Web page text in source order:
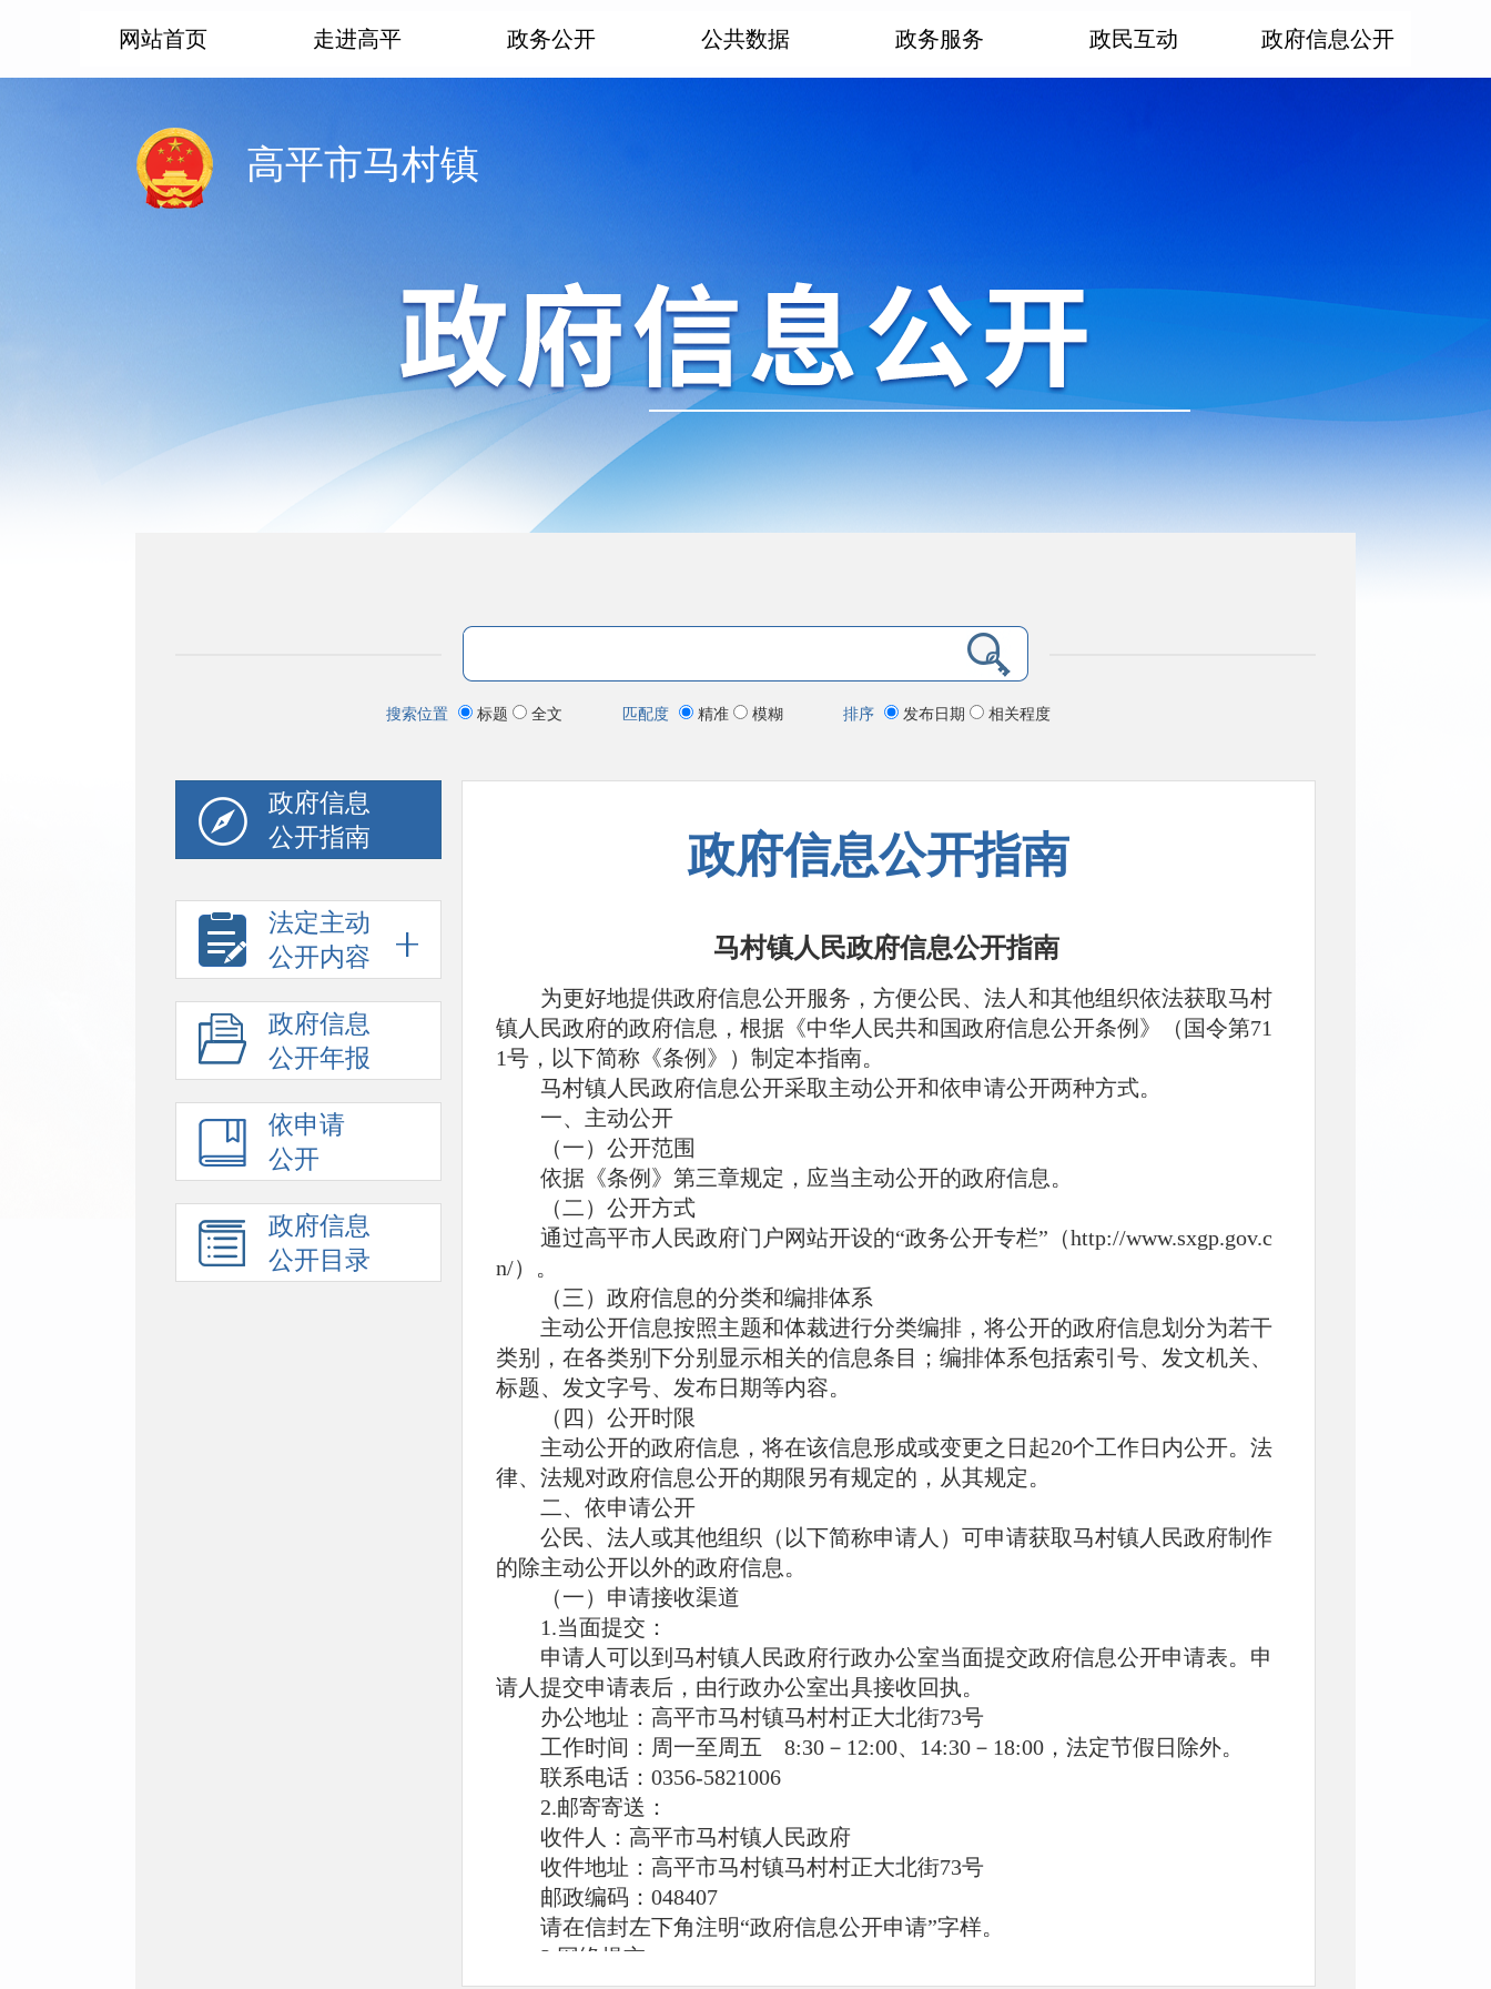
网站首页 走进高平 政务公开 公共数据 政务服务 政民互动 政府信息公开
高平市马村镇
搜索位置 标题 全文 匹配度 精准 模糊 排序 发布日期 相关程度
政府信息
公开指南
法定主动
公开内容
政府信息
公开年报
依申请
公开
政府信息
公开目录
政府信息公开指南
马村镇人民政府信息公开指南
为更好地提供政府信息公开服务，方便公民、法人和其他组织依法获取马村
镇人民政府的政府信息，根据《中华人民共和国政府信息公开条例》（国令第71
1号，以下简称《条例》）制定本指南。
马村镇人民政府信息公开采取主动公开和依申请公开两种方式。
一、主动公开
（一）公开范围
依据《条例》第三章规定，应当主动公开的政府信息。
（二）公开方式
通过高平市人民政府门户网站开设的“政务公开专栏”（http://www.sxgp.gov.c
n/）。
（三）政府信息的分类和编排体系
主动公开信息按照主题和体裁进行分类编排，将公开的政府信息划分为若干
类别，在各类别下分别显示相关的信息条目；编排体系包括索引号、发文机关、
标题、发文字号、发布日期等内容。
（四）公开时限
主动公开的政府信息，将在该信息形成或变更之日起20个工作日内公开。法
律、法规对政府信息公开的期限另有规定的，从其规定。
二、依申请公开
公民、法人或其他组织（以下简称申请人）可申请获取马村镇人民政府制作
的除主动公开以外的政府信息。
（一）申请接收渠道
1.当面提交：
申请人可以到马村镇人民政府行政办公室当面提交政府信息公开申请表。申
请人提交申请表后，由行政办公室出具接收回执。
办公地址：高平市马村镇马村村正大北街73号
工作时间：周一至周五 8:30－12:00、14:30－18:00，法定节假日除外。
联系电话：0356-5821006
2.邮寄寄送：
收件人：高平市马村镇人民政府
收件地址：高平市马村镇马村村正大北街73号
邮政编码：048407
请在信封左下角注明“政府信息公开申请”字样。
3.网络提交：